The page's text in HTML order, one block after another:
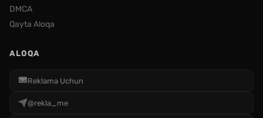
DMCA
Qayta Aloqa
ALOQA
Reklama Uchun
@rekla_me